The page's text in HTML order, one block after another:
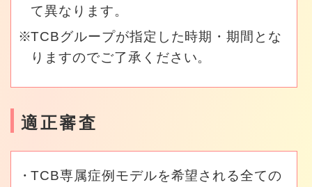
て異なります。
TCBグループが指定した時期・期間とな
りますのでご了承ください。
適正審査
TCB専属症例モデルを希望される全ての